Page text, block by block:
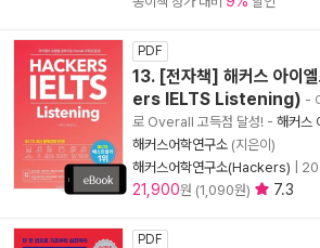
PDF
13. [전자책] 해커스 아이
ers IELTS Listening) -
로 Overall 고득점 달성! - 해커스
해커스어학연구소 (지은이)
해커스어학연구소(Hackers)
21,900원 (1,090원) 7.3
PDF